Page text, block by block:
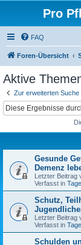
Pro
FAQ
Foren-Übersicht
Aktive
Zur erweiterten Suche
Gesunde
Demenz
Letzter Beitrag
Verfasst in
Schutz,
Letzter Beitrag
Verfasst in
Schulden